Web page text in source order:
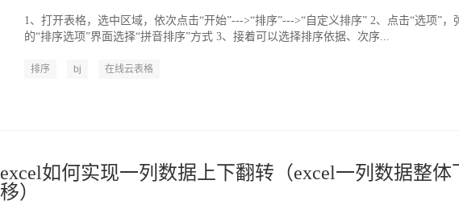
1、打开表格，选中区域，依次点击“开始”---˃“排序”---˃“自定义排序” 2、点击“选项”，
的“排序选项”界面选择“拼音排序”方式 3、接着可以选择排序依据、次序...
排序 bj 在线云表格
excel如何实现一列数据上下翻转（excel一列数据整体
移）